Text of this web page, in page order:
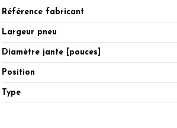
Référence fabricant
Largeur pneu
Diamètre jante [pouces]
Position
Type